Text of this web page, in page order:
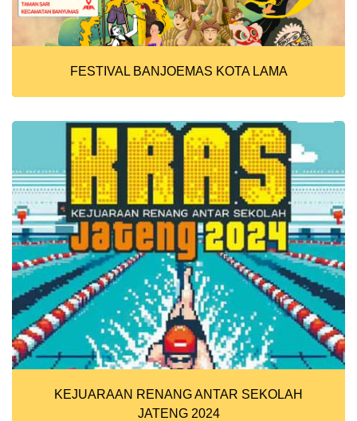
FESTIVAL BANJOEMAS KOTA LAMA
KEJUARAAN RENANG ANTAR SEKOLAH
JATENG 2024